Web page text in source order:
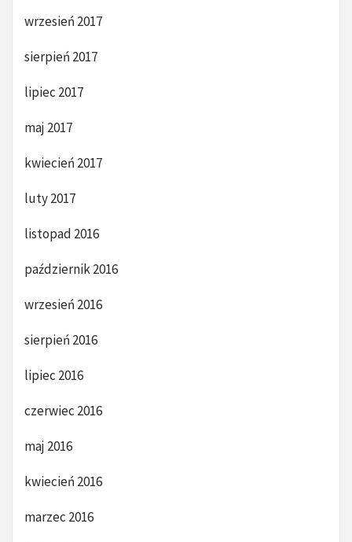
wrzesień 2017
sierpień 2017
lipiec 2017
maj 2017
kwiecień 2017
luty 2017
listopad 2016
październik 2016
wrzesień 2016
sierpień 2016
lipiec 2016
czerwiec 2016
maj 2016
kwiecień 2016
marzec 2016